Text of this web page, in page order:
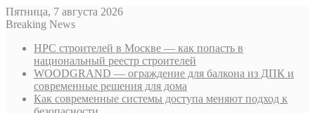
Пятница, 7 августа 2026
Breaking News
НРС строителей в Москве — как попасть в
национальный реестр строителей
WOODGRAND — ограждение для балкона из ДПК и
современные решения для дома
Как современные системы доступа меняют подход к